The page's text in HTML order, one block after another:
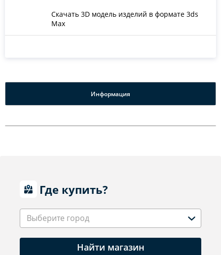
Скачать 3D модель изделий в формате 3ds
Max
Информация
Где купить?
Выберите город
Найти магазин